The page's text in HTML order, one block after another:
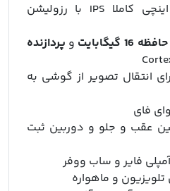
صفحه نمایش 10.1 اینچی کاملا IPS با رزولیشن
حافظه 16 گیگابایت و پردازنده
انتقال تصویر از گوشی به
عقب و جلو و دوربین ثبت
فایر و ساب ووفر
و ماهواره